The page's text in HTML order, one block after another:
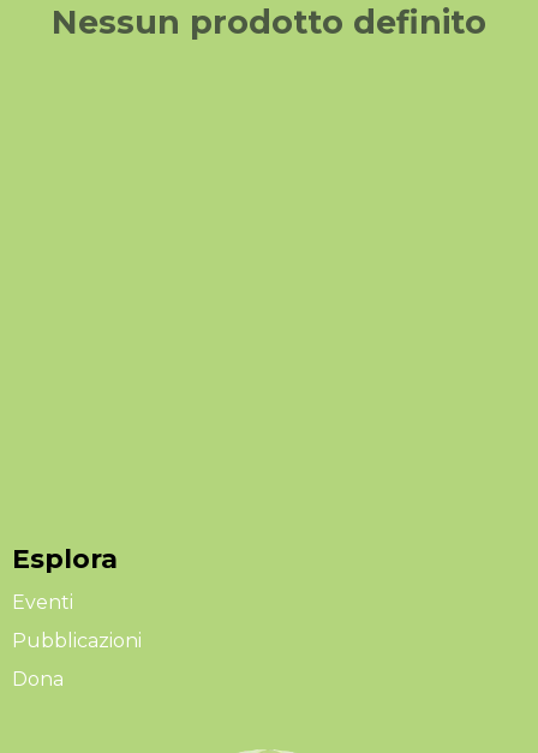
Nessun prodotto definito
Esplora
Eventi
Pubblicazioni
Dona